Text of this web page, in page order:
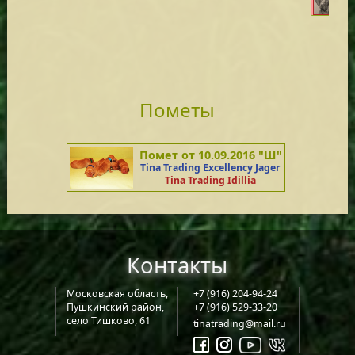
Пометы
Помет от 10.09.2016 "Ш"
Tina Trading Excellency Jager
Tina Trading Idillia
Контакты
Московская область,
Пушкинский район,
село Тишково, 61
+7 (916) 204-94-24
+7 (916) 529-33-20
tinatrading@mail.ru